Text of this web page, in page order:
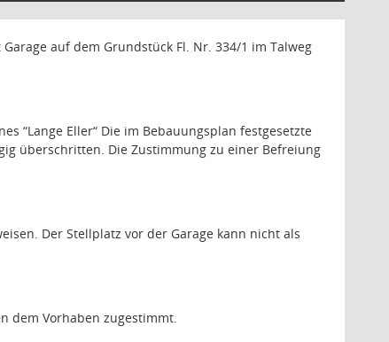
auf dem Grundstück Fl. Nr. 334/1 im Talweg
“Lange Eller“ Die im Bebauungsplan festgesetzte
überschritten. Die Zustimmung zu einer Befreiung
Der Stellplatz vor der Garage kann nicht als
dem Vorhaben zugestimmt.